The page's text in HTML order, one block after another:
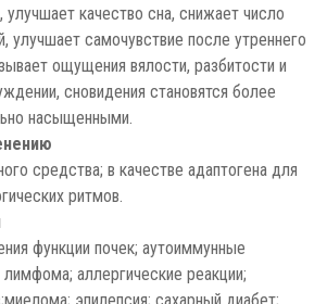
улучшает качество сна, снижает число
улучшает самочувствие после утреннего
ощущения вялости, разбитости и
сновидения становятся более
насыщенными.
средства; в качестве адаптогена для
ритмов.
функции почек; аутоиммунные
лимфома; аллергические реакции;